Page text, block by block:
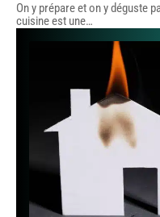
On y prépare et on y déguste
cuisine est une…